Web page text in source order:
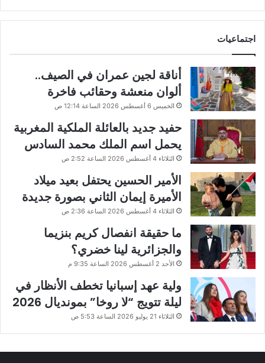
اجتماعيات
أناقة لجين عمران في الصيف..
ألوان منعشة وحقائب فاخرة
الخميس 6 أغسطس 2026 الساعة 12:14 ص
حفيد جديد بالعائلة الملكية المغربية
يحمل اسم الملك محمد السادس
الثلاثاء 4 أغسطس 2026 الساعة 2:52 ص
الأمير الحسين يحتفل بعيد ميلاد
الأميرة إيمان الثاني بصورة جديدة
الثلاثاء 4 أغسطس 2026 الساعة 2:36 ص
ما حقيقة انفصال كريم بنزيما
والجزائرية لينا خضري؟
الأحد 2 أغسطس 2026 الساعة 9:35 م
ولية عهد إسبانيا تخطف الأنظار في
ليلة تتويج “لا روخا” بمونديال 2026
الثلاثاء 21 يوليو 2026 الساعة 5:53 ص